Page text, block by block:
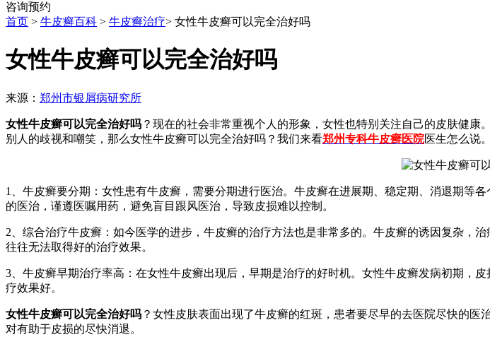
咨询预约
首页 > 牛皮癣百科 > 牛皮癣治疗> 女性牛皮癣可以完全治好吗
女性牛皮癣可以完全治好吗
来源： 郑州市银屑病研究所
女性牛皮癣可以完全治好吗 ？现在的社会非常重视个人的形象，女性也特别关注自己的皮肤健
别人的歧视和嘲笑，那么女性牛皮癣可以完全治好吗？我们来看郑州专科牛皮癣医院医生怎么说。
1、牛皮癣要分期：女性患有牛皮癣，需要分期进行医治。牛皮癣在进展期、稳定期、消退期等
的医治，谨遵医嘱用药，避免盲目跟风医治，导致皮损难以控制。
2、综合治疗牛皮癣：如今医学的进步，牛皮癣的治疗方法也是非常多的。牛皮癣的诱因复杂，
往往无法取得好的治疗效果。
3、牛皮癣早期治疗率高：在女性牛皮癣出现后，早期是治疗的好时机。女性牛皮癣发病初期，
疗效果好。
女性牛皮癣可以完全治好吗 ？女性皮肤表面出现了牛皮癣的红斑，患者要尽早的去医院尽快的
对有助于皮损的尽快消退。